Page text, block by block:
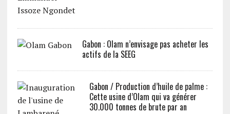
Gabon : Olam n’envisage pas acheter les
actifs de la SEEG
Gabon / Production d’huile de palme :
Cette usine d’Olam qui va générer
30.000 tonnes de brute par an